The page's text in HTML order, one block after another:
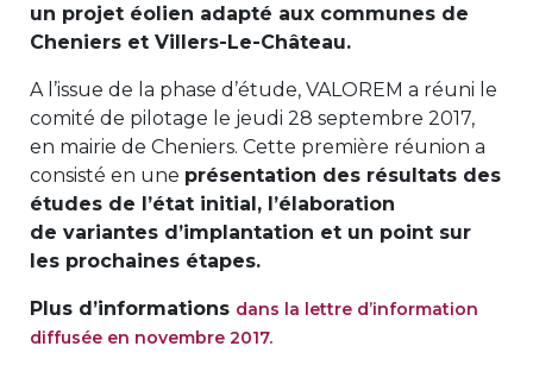
un projet éolien adapté aux communes de
Cheniers et Villers-Le-Château.
A l’issue de la phase d’étude, VALOREM a réuni le
comité de pilotage le jeudi 28 septembre 2017,
en mairie de Cheniers. Cette première réunion a
consisté en une présentation des résultats des
études de l’état initial, l’élaboration
de variantes d’implantation et un point sur
les prochaines étapes.
Plus d’informations dans la lettre d’information
diffusée en novembre 2017.